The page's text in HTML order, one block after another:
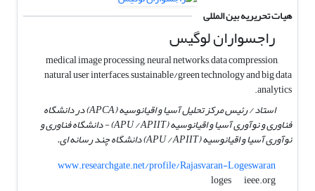
هیات تحریریه بین المللی
راجسواران لوگیس
medical image processing, neural networks, data compression,
natural user interfaces, sustainable/green technology and big data
analytics.
استاد / رئیس مرکز تحلیل آسیا و اقیانوسیه (APCA) در دانشگاه
فناوری و نوآوری آسیا و اقیانوسیه (APU / APIIT) - دانشگاه فناوری و
نوآوری آسیا و اقیانوسیه (APU / APIIT) دانشگاه چند رسانه ای.
www.researchgate.net/profile/Rajasvaran-Logeswaran
loges
ieee.org